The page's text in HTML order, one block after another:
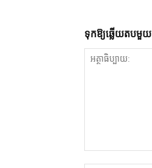
ទុក​ឱ្យ​ឆ្លើយ​តប​មួយ